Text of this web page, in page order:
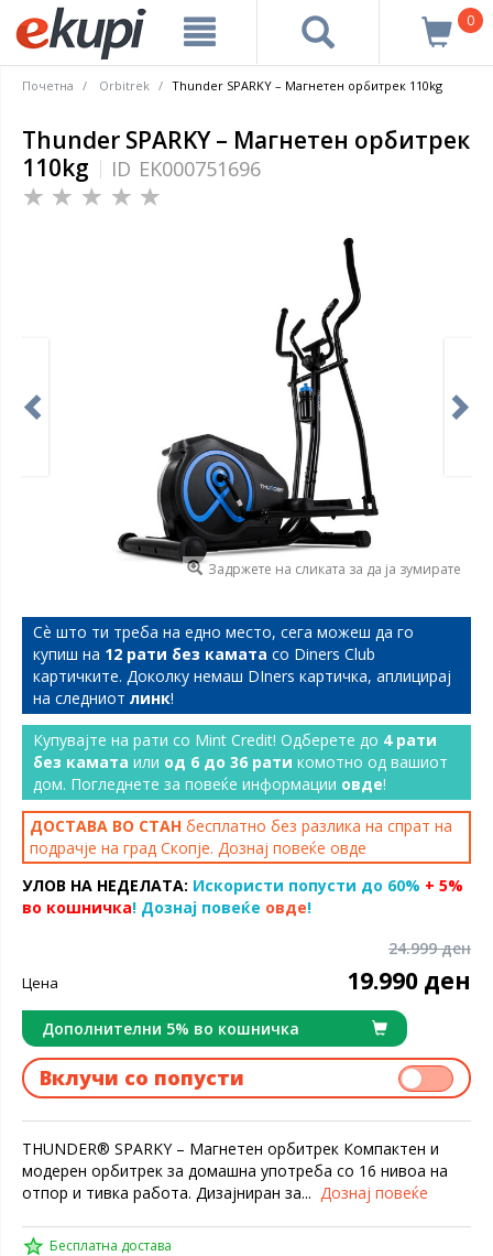
0
Почетна Orbitrek Thunder SPARKY – Магнетен орбитрек 110kg
Thunder SPARKY – Магнетен орбитрек
110kg
ID EK000751696
Задржете на сликата за да ја зумирате
Сѐ што ти треба на едно место, сега можеш да го
купиш на 12 рати без камата со Diners Club
картичките. Доколку немаш DIners картичка, аплицирај
на следниот линк!
Купувајте на рати со Mint Credit! Одберете до 4 рати
без камата или од 6 до 36 рати комотно од вашиот
дом. Погледнете за повеќе информации овде!
ДОСТАВА ВО СТАН бесплатно без разлика на спрат на
подрачје на град Скопје. Дознај повеќе овде
УЛОВ НА НЕДЕЛАТА: Искористи попусти до 60% + 5%
во кошничка! Дознај повеќе овде!
24.999 ден
Цена 19.990 ден
Дополнителни 5% во кошничка
Вклучи со попусти
THUNDER® SPARKY – Магнетен орбитрек Компактен и
модерен орбитрек за домашна употреба со 16 нивоа на
отпор и тивка работа. Дизајниран за... Дознај повеќе
Бесплатна достава